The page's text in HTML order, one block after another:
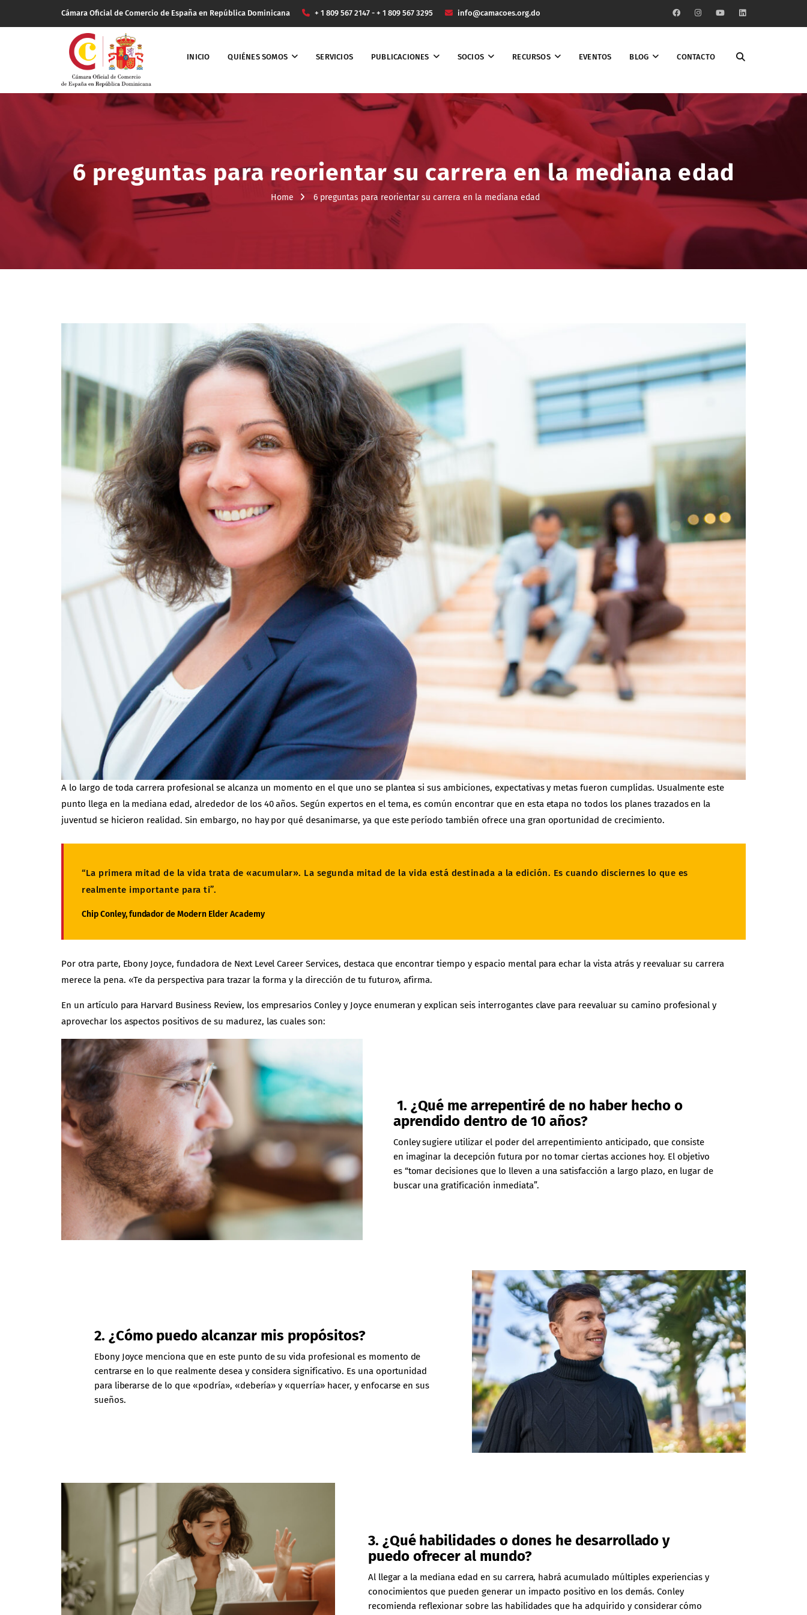
Cámara Oficial de Comercio de España en República Dominicana + 1 809 567 2147 - + 1 809 567 3295 info@camacoes.org.do
INICIO QUIÉNES SOMOS SERVICIOS PUBLICACIONES SOCIOS RECURSOS EVENTOS BLOG CONTACTO
6 preguntas para reorientar su carrera en la mediana edad
Home 6 preguntas para reorientar su carrera en la mediana edad
A lo largo de toda carrera profesional se alcanza un momento en el que uno se plantea si sus ambiciones, expectativas y metas fueron cumplidas. Usualmente este
punto llega en la mediana edad, alrededor de los 40 años. Según expertos en el tema, es común encontrar que en esta etapa no todos los planes trazados en la
juventud se hicieron realidad. Sin embargo, no hay por qué desanimarse, ya que este período también ofrece una gran oportunidad de crecimiento.
“La primera mitad de la vida trata de «acumular». La segunda mitad de la vida está destinada a la edición. Es cuando disciernes lo que es
realmente importante para ti”.
Chip Conley, fundador de Modern Elder Academy
Por otra parte, Ebony Joyce, fundadora de Next Level Career Services, destaca que encontrar tiempo y espacio mental para echar la vista atrás y reevaluar su carrera
merece la pena. «Te da perspectiva para trazar la forma y la dirección de tu futuro», afirma.
En un artículo para Harvard Business Review, los empresarios Conley y Joyce enumeran y explican seis interrogantes clave para reevaluar su camino profesional y
aprovechar los aspectos positivos de su madurez, las cuales son:
1. ¿Qué me arrepentiré de no haber hecho o
aprendido dentro de 10 años?
Conley sugiere utilizar el poder del arrepentimiento anticipado, que consiste
en imaginar la decepción futura por no tomar ciertas acciones hoy. El objetivo
es “tomar decisiones que lo lleven a una satisfacción a largo plazo, en lugar de
buscar una gratificación inmediata”.
2. ¿Cómo puedo alcanzar mis propósitos?
Ebony Joyce menciona que en este punto de su vida profesional es momento de
centrarse en lo que realmente desea y considera significativo. Es una oportunidad
para liberarse de lo que «podría», «debería» y «querría» hacer, y enfocarse en sus
sueños.
3. ¿Qué habilidades o dones he desarrollado y
puedo ofrecer al mundo?
Al llegar a la mediana edad en su carrera, habrá acumulado múltiples experiencias y
conocimientos que pueden generar un impacto positivo en los demás. Conley
recomienda reflexionar sobre las habilidades que ha adquirido y considerar cómo